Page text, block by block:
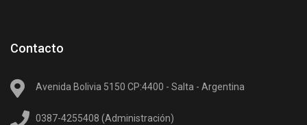
Contacto
Avenida Bolivia 5150 CP:4400 - Salta - Argentina
0387-4255408 (Administración)